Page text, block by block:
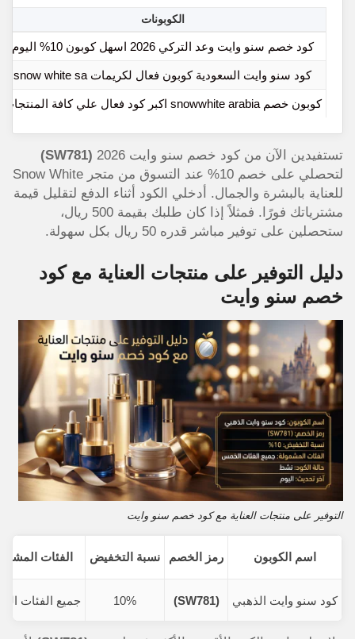
الكوبونات
كود خصم سنو وايت وعد التركي 2026 اسهل كوبون 10% اليوم
كود سنو وايت السعودية كوبون فعال لكريمات snow white sa
كوبون خصم snowwhite arabia اكبر كود فعال علي كافة المنتجات
تستفيدين الآن من كود خصم سنو وايت 2026
(SW781)
لتحصلي على خصم 10% عند التسوق من متجر Snow White
للعناية بالبشرة والجمال. أدخلي الكود أثناء الدفع لتقليل قيمة
مشترياتك فورًا. فمثلاً إذا كان طلبك بقيمة 500 ريال،
ستحصلين على توفير مباشر قدره 50 ريال بكل سهولة.
دليل التوفير على منتجات العناية مع كود
خصم سنو وايت
التوفير على منتجات العناية مع كود خصم سنو وايت
اسم الكوبون رمز الخصم نسبة التخفيض الفئات
كود سنو وايت الذهبي (SW781)
10% جميع الفئات